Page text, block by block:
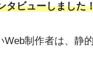
タビューしました
Web制作者は、静